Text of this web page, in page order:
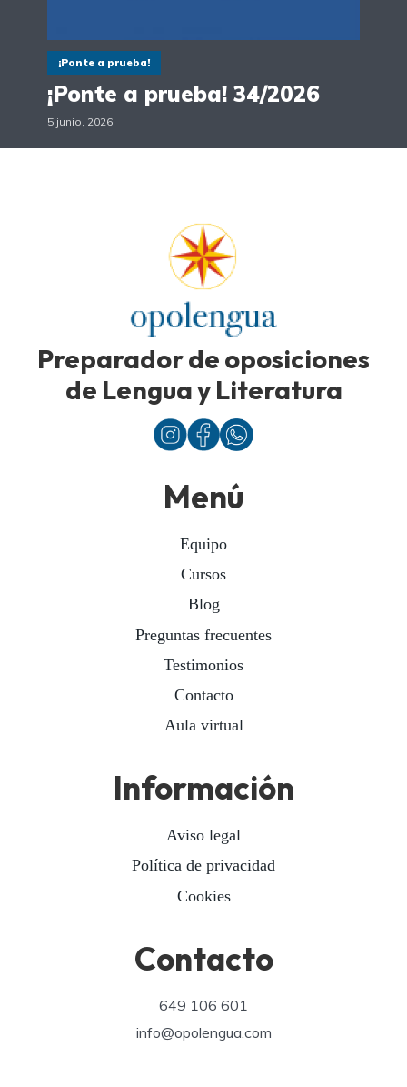
¡Ponte a prueba!
¡Ponte a prueba! 34/2026
5 junio, 2026
Preparador de oposiciones
de Lengua y Literatura
Menú
Equipo
Cursos
Blog
Preguntas frecuentes
Testimonios
Contacto
Aula virtual
Información
Aviso legal
Política de privacidad
Cookies
Contacto
649 106 601
info@opolengua.com